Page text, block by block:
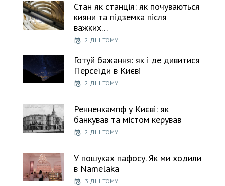
Стан як станція: як почуваються
кияни та підземка після
важких…
2 ДНІ ТОМУ
Готуй бажання: як і де дивитися
Персеїди в Києві
2 ДНІ ТОМУ
Ренненкампф у Києві: як
банкував та містом керував
2 ДНІ ТОМУ
У пошуках пафосу. Як ми ходили
в Namelaka
3 ДНІ ТОМУ